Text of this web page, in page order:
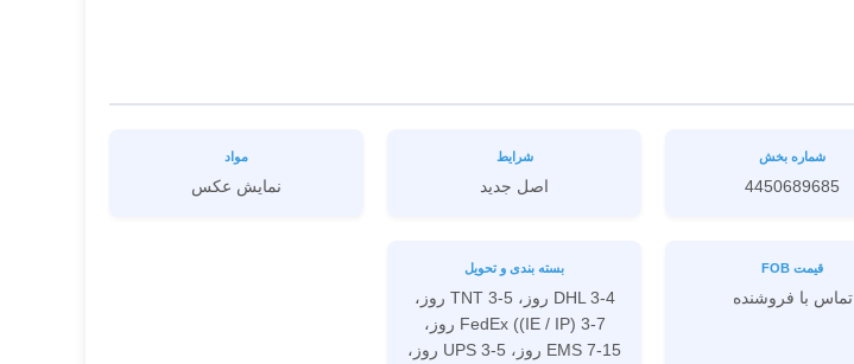
شماره بخش
4450689685
شرایط
اصل جدید
مواد
نمايش عکس
قیمت FOB
تماس با فروشنده
بسته بندی و تحویل
DHL 3-4 روز، TNT 3-5 روز،
FedEx ((IE / IP) 3-7 روز،
EMS 7-15 روز، UPS 3-5 روز،